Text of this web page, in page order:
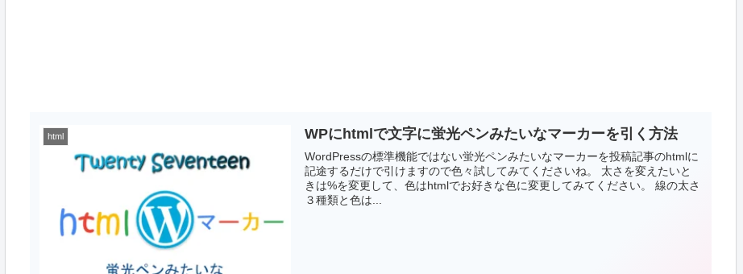
html WPにhtmlで文字に蛍光ペンみたいなマーカーを引く方法
WordPressの標準機能ではない蛍光ペンみたいなマーカーを投稿記事のhtmlに
記途するだけで引けますので色々試してみてくださいね。 太さを変えたいと
きは%を変更して、色はhtmlでお好きな色に変更してみてください。 線の太さ
３種類と色は...